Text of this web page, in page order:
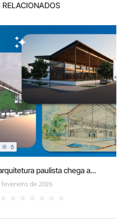
RELACIONADOS
paulista chega a...
fevereiro de 2026